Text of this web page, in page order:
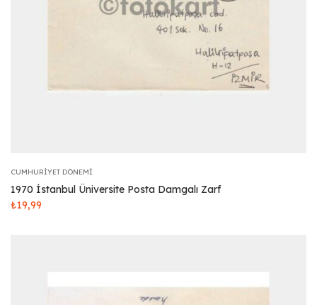
CUMHURIYET DÖNEMI
1970 İstanbul Üniversite Posta Damgalı Zarf
₺19,99